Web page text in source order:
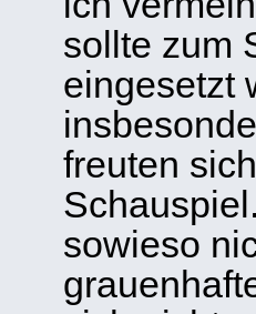
sollte zum
eingesetzt
freuten
sowieso